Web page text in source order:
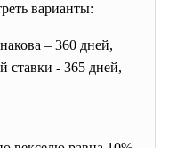
варианты:
– 360 дней,
ставки - 365 дней,